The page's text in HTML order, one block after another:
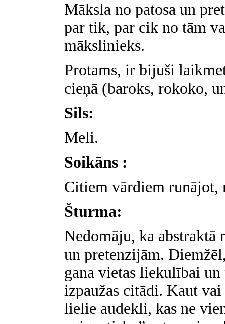
Māksla no patosa un
par tik, par cik no tām
mākslinieks.
Protams, ir bijuši
cieņā (baroks, rokoko,
Sils:
Meli.
Soikāns :
Citiem vārdiem runājot,
Šturma:
Nedomāju, ka abstraktā
un pretenzijām.
gana vietas liekulībai
izpaužas citādi. Kaut
lielie audekli, kas ne